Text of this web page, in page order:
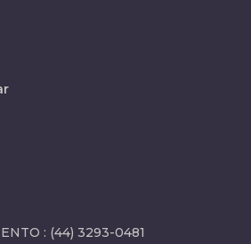
: (44) 3293-0481